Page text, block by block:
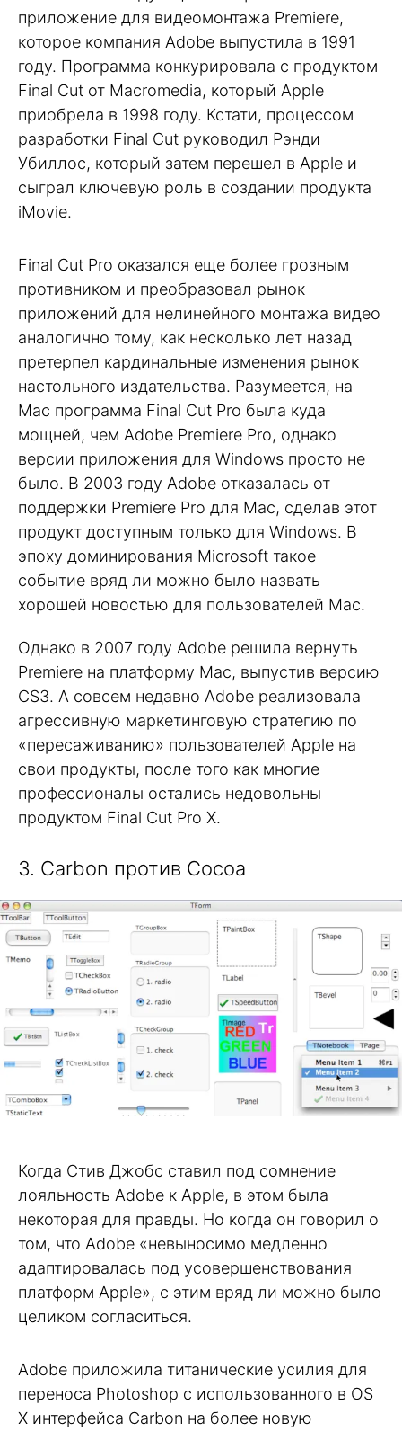
приложение для видеомонтажа Premiere,
которое компания Adobe выпустила в 1991
году. Программа конкурировала с продуктом
Final Cut от Macromedia, который Apple
приобрела в 1998 году. Кстати, процессом
разработки Final Cut руководил Рэнди
Убиллос, который затем перешел в Apple и
сыграл ключевую роль в создании продукта
iMovie.
Final Cut Pro оказался еще более грозным
противником и преобразовал рынок
приложений для нелинейного монтажа видео
аналогично тому, как несколько лет назад
претерпел кардинальные изменения рынок
настольного издательства. Разумеется, на
Mac программа Final Cut Pro была куда
мощней, чем Adobe Premiere Pro, однако
версии приложения для Windows просто не
было. В 2003 году Adobe отказалась от
поддержки Premiere Pro для Mac, сделав этот
продукт доступным только для Windows. В
эпоху доминирования Microsoft такое
событие вряд ли можно было назвать
хорошей новостью для пользователей Mac.
Однако в 2007 году Adobe решила вернуть
Premiere на платформу Mac, выпустив версию
CS3. А совсем недавно Adobe реализовала
агрессивную маркетинговую стратегию по
«пересаживанию» пользователей Apple на
свои продукты, после того как многие
профессионалы остались недовольны
продуктом Final Cut Pro X.
3. Carbon против Cocoa
Когда Стив Джобс ставил под сомнение
лояльность Adobe к Apple, в этом была
некоторая для правды. Но когда он говорил о
том, что Adobe «невыносимо медленно
адаптировалась под усовершенствования
платформ Apple», с этим вряд ли можно было
целиком согласиться.
Adobe приложила титанические усилия для
переноса Photoshop с использованного в OS
X интерфейса Carbon на более новую